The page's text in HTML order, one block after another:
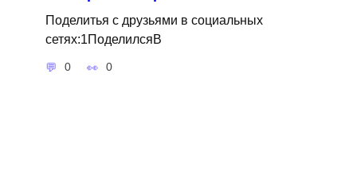
Поделитья с друзьями в социальных
сетях:1ПоделилсяВ
0 0